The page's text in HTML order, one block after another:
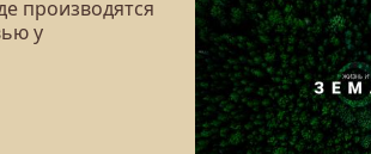
производятся
у